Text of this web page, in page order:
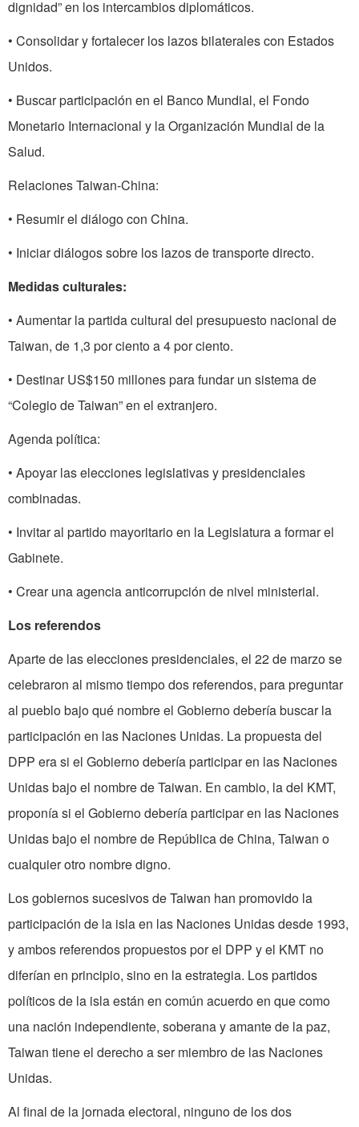
dignidad” en los intercambios diplomáticos.
• Consolidar y fortalecer los lazos bilaterales con Estados
Unidos.
• Buscar participación en el Banco Mundial, el Fondo
Monetario Internacional y la Organización Mundial de la
Salud.
Relaciones Taiwan-China:
• Resumir el diálogo con China.
• Iniciar diálogos sobre los lazos de transporte directo.
Medidas culturales:
• Aumentar la partida cultural del presupuesto nacional de
Taiwan, de 1,3 por ciento a 4 por ciento.
• Destinar US$150 millones para fundar un sistema de
“Colegio de Taiwan” en el extranjero.
Agenda política:
• Apoyar las elecciones legislativas y presidenciales
combinadas.
• Invitar al partido mayoritario en la Legislatura a formar el
Gabinete.
• Crear una agencia anticorrupción de nivel ministerial.
Los referendos
Aparte de las elecciones presidenciales, el 22 de marzo se
celebraron al mismo tiempo dos referendos, para preguntar
al pueblo bajo qué nombre el Gobierno debería buscar la
participación en las Naciones Unidas. La propuesta del
DPP era si el Gobierno debería participar en las Naciones
Unidas bajo el nombre de Taiwan. En cambio, la del KMT,
proponía si el Gobierno debería participar en las Naciones
Unidas bajo el nombre de República de China, Taiwan o
cualquier otro nombre digno.
Los gobiernos sucesivos de Taiwan han promovido la
participación de la isla en las Naciones Unidas desde 1993,
y ambos referendos propuestos por el DPP y el KMT no
diferían en principio, sino en la estrategia. Los partidos
políticos de la isla están en común acuerdo en que como
una nación independiente, soberana y amante de la paz,
Taiwan tiene el derecho a ser miembro de las Naciones
Unidas.
Al final de la jornada electoral, ninguno de los dos